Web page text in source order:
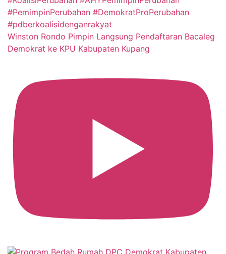
Winston Rondo Pimpin Langsung Pendaftaran Bacaleg
Demokrat ke KPU Kabupaten Kupang